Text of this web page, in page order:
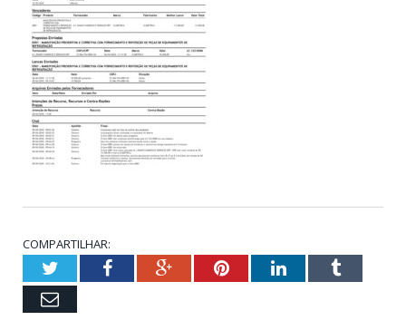
COMPARTILHAR:
TwitterFacebookGoogle+PinterestLinkedInTumblr
Email